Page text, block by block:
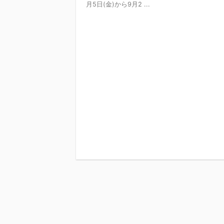
月5日(金)から9月2 ...